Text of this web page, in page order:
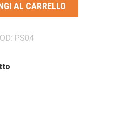
AL CARRELLO
PS04